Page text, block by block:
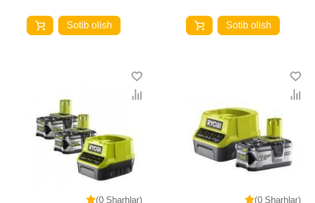
Sotib olish Sotib olish
(0 Sharhlar)
(0 Sharhlar)